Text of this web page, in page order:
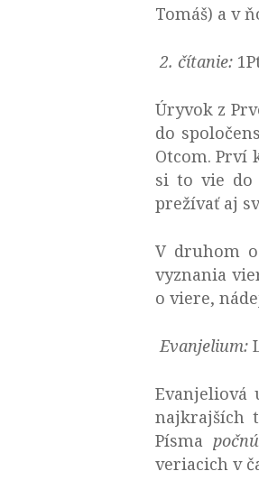
Tomáš) a v
2. čítanie:
Úryvok z
do
Otcom. Prví
si to vie do
prežívať aj
V druhom
vyznania
o viere,
Evanjelium:
Evanjeliová
najkrajších
Písma
veriacich v